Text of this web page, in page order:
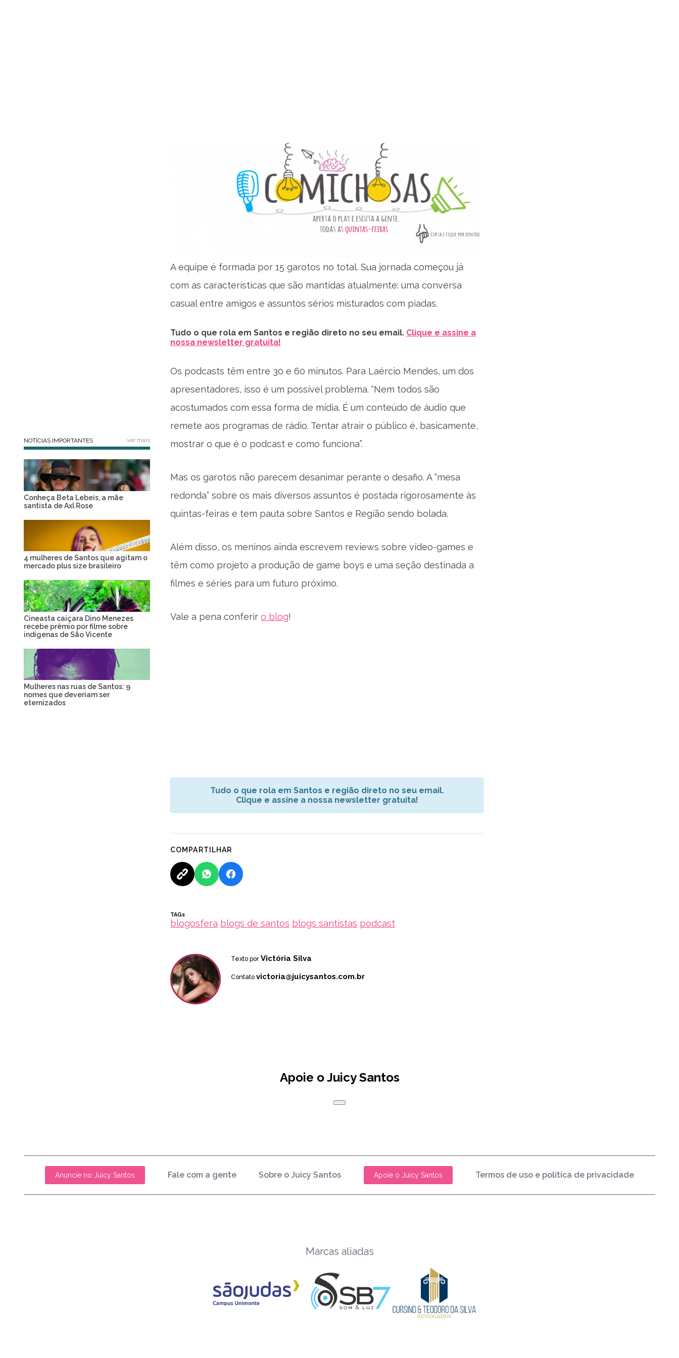
A equipe é formada por 15 garotos no total. Sua jornada começou já
com as características que são mantidas atualmente: uma conversa
casual entre amigos e assuntos sérios misturados com piadas.
Tudo o que rola em Santos e região direto no seu email. Clique e assine a
nossa newsletter gratuita!
Os podcasts têm entre 30 e 60 minutos. Para Laércio Mendes, um dos
apresentadores, isso é um possível problema. “Nem todos são
acostumados com essa forma de mídia. É um conteúdo de áudio que
remete aos programas de rádio. Tentar atrair o público é, basicamente,
mostrar o que é o podcast e como funciona”.
Mas os garotos não parecem desanimar perante o desafio. A “mesa
redonda” sobre os mais diversos assuntos é postada rigorosamente às
quintas-feiras e tem pauta sobre Santos e Região sendo bolada.
Além disso, os meninos ainda escrevem reviews sobre vídeo-games e
têm como projeto a produção de game boys e uma seção destinada a
filmes e séries para um futuro próximo.
Vale a pena conferir o blog!
Tudo o que rola em Santos e região direto no seu email.
Clique e assine a nossa newsletter gratuita!
COMPARTILHAR
TAGs
blogosfera blogs de santos blogs santistas podcast
Texto por Victória Silva
Contato victoria@juicysantos.com.br
NOTÍCIAS IMPORTANTES ver mais
Conheça Beta Lebeis, a mãe
santista de Axl Rose
4 mulheres de Santos que agitam o
mercado plus size brasileiro
Cineasta caiçara Dino Menezes
recebe prêmio por filme sobre
indígenas de São Vicente
Mulheres nas ruas de Santos: 9
nomes que deveriam ser
eternizados
Apoie o Juicy Santos
Anuncie no Juicy Santos Fale com a gente Sobre o Juicy Santos Apoie o Juicy Santos Termos de uso e política de privacidade
Marcas aliadas